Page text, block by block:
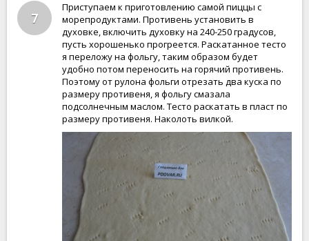
7
Приступаем к приготовлению самой пиццы с
морепродуктами. Противень установить в
духовке, включить духовку на 240-250 градусов,
пусть хорошенько прогреется. Раскатанное тесто
я переложу на фольгу, таким образом будет
удобно потом переносить на горячий противень.
Поэтому от рулона фольги отрезать два куска по
размеру противеня, я фольгу смазала
подсолнечным маслом. Тесто раскатать в пласт по
размеру противеня. Наколоть вилкой.